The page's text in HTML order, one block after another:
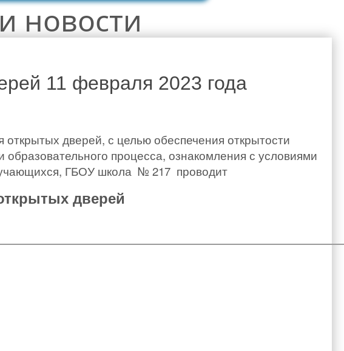
новости
11 февраля 2023 года
дверей, с целью обеспечения открытости
процесса, ознакомления с условиями
ГБОУ школа № 217 проводит
дверей